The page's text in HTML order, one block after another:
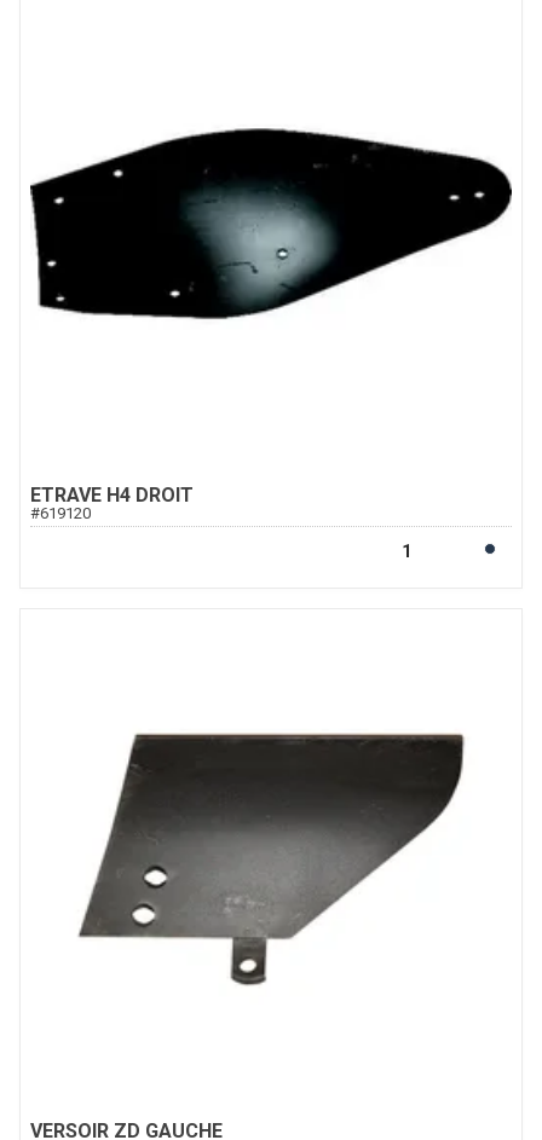
ETRAVE H4 DROIT
#619120
VERSOIR ZD GAUCHE